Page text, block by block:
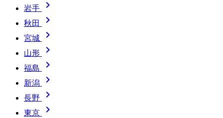
岩手 
秋田 
宮城 
山形 
福島 
新潟 
長野 
東京 